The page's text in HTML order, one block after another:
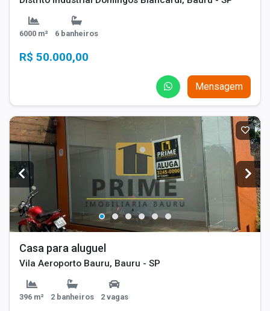
6000 m² 6 banheiros
R$ 50.000,00
Mensagem
Casa para aluguel
Vila Aeroporto Bauru, Bauru - SP
396 m² 2 banheiros 2 vagas